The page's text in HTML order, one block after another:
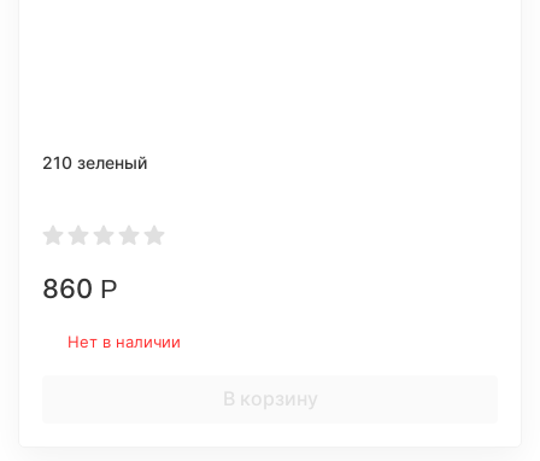
210 зеленый
860 Р
Нет в наличии
В корзину